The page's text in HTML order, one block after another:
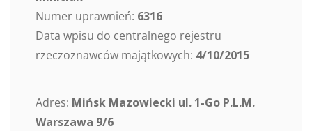
Numer uprawnień: 6316
Data wpisu do centralnego rejestru
rzeczoznawców majątkowych: 4/10/2015
Adres: Mińsk Mazowiecki ul. 1-Go P.L.M.
Warszawa 9/6